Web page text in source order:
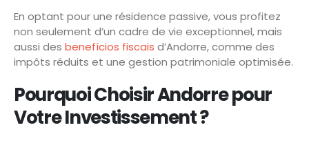
En optant pour une résidence passive, vous profitez
non seulement d’un cadre de vie exceptionnel, mais
aussi des benefícios fiscais d’Andorre, comme des
impôts réduits et une gestion patrimoniale optimisée.
Pourquoi Choisir Andorre pour
Votre Investissement ?